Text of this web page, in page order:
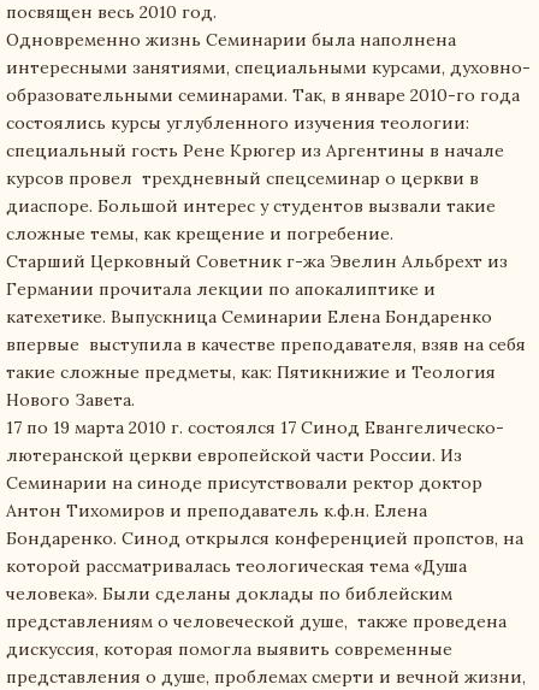
посвящен весь 2010 год.
Одновременно жизнь Семинарии была наполнена
интересными занятиями, специальными курсами, духовно-
образовательными семинарами. Так, в январе 2010-го года
состоялись курсы углубленного изучения теологии:
специальный гость Рене Крюгер из Аргентины в начале
курсов провел трехдневный спецсеминар о церкви в
диаспоре. Большой интерес у студентов вызвали такие
сложные темы, как крещение и погребение.
Старший Церковный Советник г-жа Эвелин Альбрехт из
Германии прочитала лекции по апокалиптике и
катехетике. Выпускница Семинарии Елена Бондаренко
впервые выступила в качестве преподавателя, взяв на себя
такие сложные предметы, как: Пятикнижие и Теология
Нового Завета.
17 по 19 марта 2010 г. состоялся 17 Синод Евангелическо-
лютеранской церкви европейской части России. Из
Семинарии на синоде присутствовали ректор доктор
Антон Тихомиров и преподаватель к.ф.н. Елена
Бондаренко. Синод открылся конференцией пропстов, на
которой рассматривалась теологическая тема «Душа
человека». Были сделаны доклады по библейским
представлениям о человеческой душе, также проведена
дискуссия, которая помогла выявить современные
представления о душе, проблемах смерти и вечной жизни,